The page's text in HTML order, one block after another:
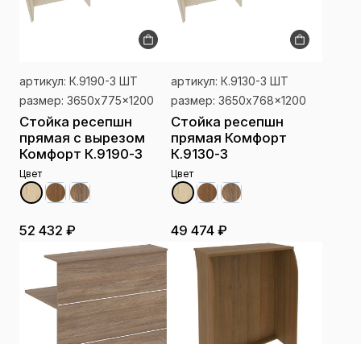
артикул: К.9190-3 ШТ
размер: 3650x775x1200
Стойка ресепшн
прямая с вырезом
Комфорт К.9190-3
Цвет
52 432 ₽
артикул: К.9130-3 ШТ
размер: 3650x768x1200
Стойка ресепшн
прямая Комфорт
К.9130-3
Цвет
49 474 ₽